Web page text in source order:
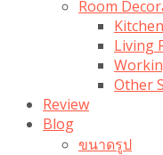
Room
Kitchen
Living
Other
Review
Blog
ขนาดรูป